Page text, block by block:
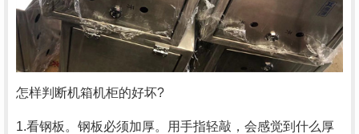
怎样判断机箱机柜的好坏?
1.看钢板。钢板必须加厚。用手指轻敲，会感觉到什么厚